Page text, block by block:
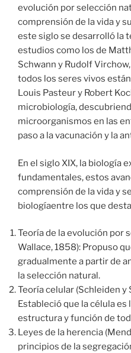
evolución por selección
comprensión de la vida y
este siglo se desarrolló la
estudios como los de
Schwann y Rudolf
todos los seres vivos
Louis Pasteur y Robert
microbiología,
microorganismos en las
paso a la vacunación y la
En el siglo XIX, la biología
fundamentales, estos
comprensión de la vida y
biologíaentre los que
Teoría de la evolución por
Wallace, 1858): Propuso
gradualmente a partir de
la selección natural.
Teoría celular (Schleiden y
Estableció que la célula es
estructura y función de
Leyes de la herencia
principios de la